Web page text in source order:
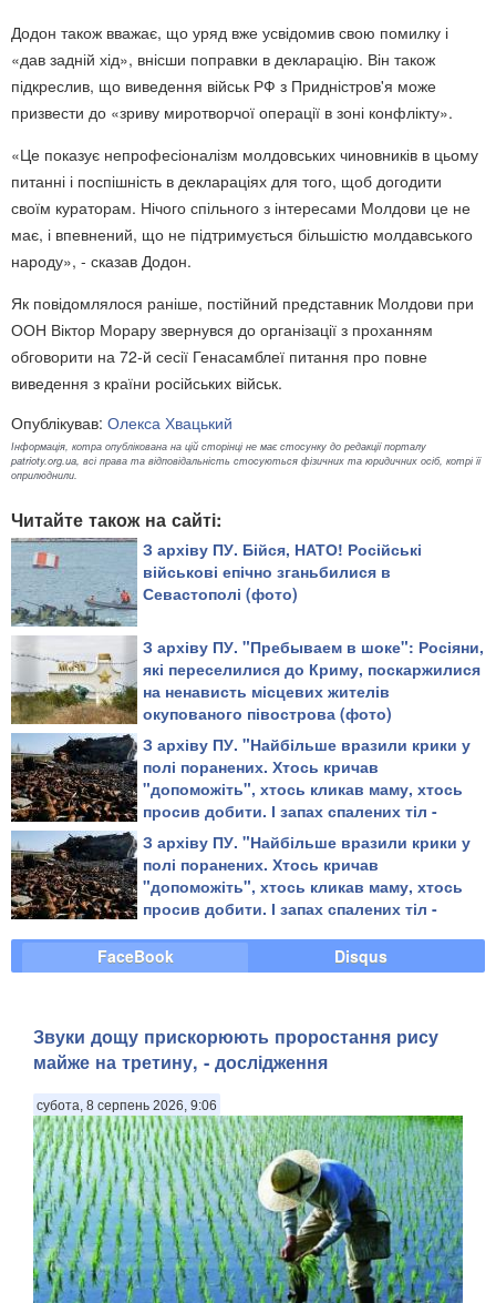
Додон також вважає, що уряд вже усвідомив свою помилку і
«дав задній хід», внісши поправки в декларацію. Він також
підкреслив, що виведення військ РФ з Придністров'я може
призвести до «зриву миротворчої операції в зоні конфлікту».
«Це показує непрофесіоналізм молдовських чиновників в цьому
питанні і поспішність в деклараціях для того, щоб догодити
своїм кураторам. Нічого спільного з інтересами Молдови це не
має, і впевнений, що не підтримується більшістю молдавського
народу», - сказав Додон.
Як повідомлялося раніше, постійний представник Молдови при
ООН Віктор Морару звернувся до організації з проханням
обговорити на 72-й сесії Генасамблеї питання про повне
виведення з країни російських військ.
Опублікував: Олекса Хвацький
Інформація, котра опублікована на цій сторінці не має стосунку до редакції порталу
patrioty.org.ua, всі права та відповідальність стосуються фізичних та юридичних осіб, котрі її
оприлюднили.
Читайте також на сайті:
З архіву ПУ. Бійся, НАТО! Російські
військові епічно зганьбилися в
Севастополі (фото)
З архіву ПУ. "Пребываем в шоке": Росіяни,
які переселилися до Криму, поскаржилися
на ненависть місцевих жителів
окупованого півострова (фото)
З архіву ПУ. "Найбільше вразили крики у
полі поранених. Хтось кричав
"допоможіть", хтось кликав маму, хтось
просив добити. І запах спалених тіл -
кисло-солодкий" - зі спогадів бійця ЗСУ
про "Іловайський котел"
З архіву ПУ. "Найбільше вразили крики у
полі поранених. Хтось кричав
"допоможіть", хтось кликав маму, хтось
просив добити. І запах спалених тіл -
про "Іловайський котел"
FaceBook Disqus
Звуки дощу прискорюють проростання рису
майже на третину, - дослідження
субота, 8 серпень 2026, 9:06